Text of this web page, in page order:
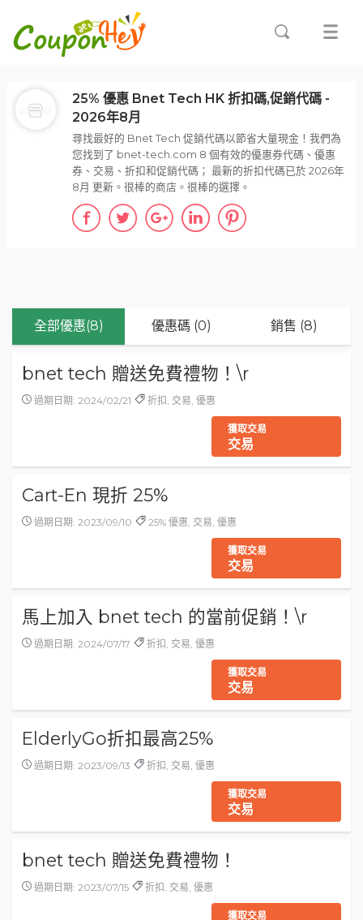
全部優惠(8) 優惠碼 (0) 銷售 (8)
bnet tech 贈送免費禮物！\r
過期日期: 2024/02/21 折扣, 交易, 優惠
獲取交易
交易
Cart-En 現折 25%
過期日期: 2023/09/10 25% 優惠, 交易, 優惠
獲取交易
交易
馬上加入 bnet tech 的當前促銷！\r
過期日期: 2024/07/17 折扣, 交易, 優惠
獲取交易
交易
ElderlyGo折扣最高25%
過期日期: 2023/09/13 折扣, 交易, 優惠
獲取交易
交易
bnet tech 贈送免費禮物！
過期日期: 2023/07/15 折扣, 交易, 優惠
獲取交易
25% 優惠 Bnet Tech HK 折扣碼,促銷代碼 -
2026年8月
尋找最好的 Bnet Tech 促銷代碼以節省大量現金！我們為
您找到了 bnet-tech.com 8 個有效的優惠券代碼、優惠
券、交易、折扣和促銷代碼； 最新的折扣代碼已於 2026年
8月 更新。很棒的商店。很棒的選擇。